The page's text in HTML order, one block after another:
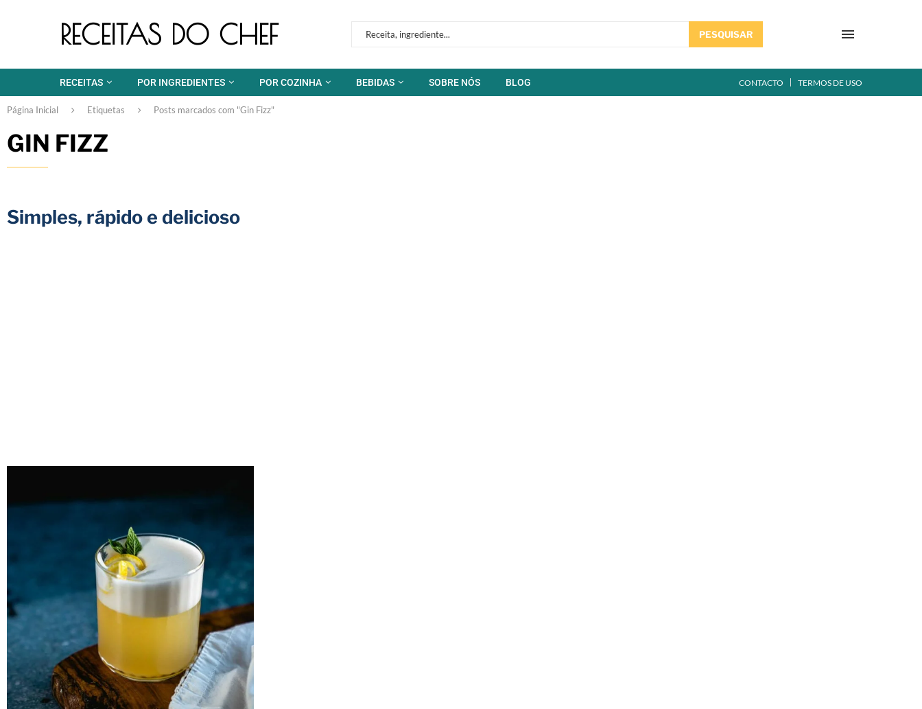
RECEITAS DO CHEF PESQUISAR
RECEITAS POR INGREDIENTES POR COZINHA BEBIDAS SOBRE NÓS BLOG CONTACTO TERMOS DE USO
Página Inicial Etiquetas Posts marcados com "Gin Fizz"
GIN FIZZ
Simples, rápido e delicioso